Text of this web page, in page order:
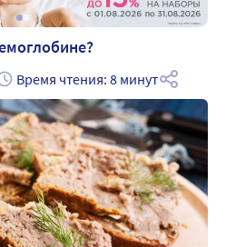
Время чтения: 8 минут